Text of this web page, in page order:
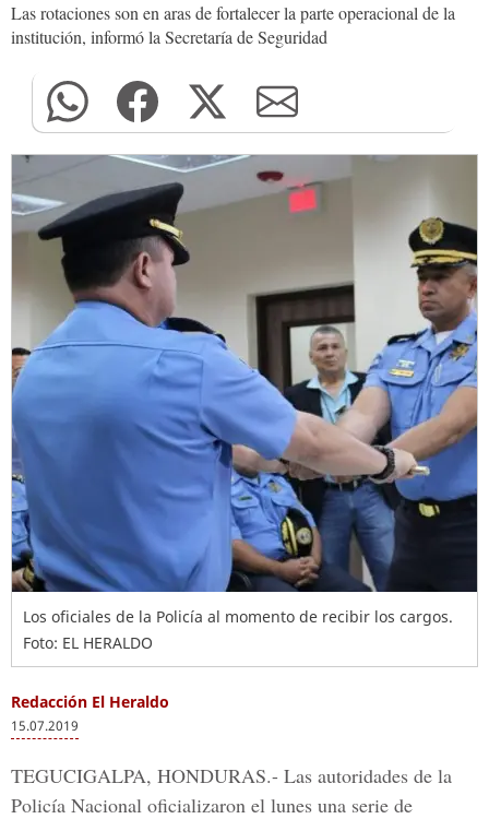
Las rotaciones son en aras de fortalecer la parte operacional de la
institución, informó la Secretaría de Seguridad
Los oficiales de la Policía al momento de recibir los cargos.
Foto: EL HERALDO
Redacción El Heraldo
15.07.2019
TEGUCIGALPA, HONDURAS.- Las autoridades de la
Policía Nacional oficializaron el lunes una serie de